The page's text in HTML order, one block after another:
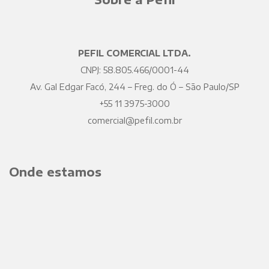
PEFIL COMERCIAL LTDA.
CNPJ: 58.805.466/0001-44
Av. Gal Edgar Facó, 244 – Freg. do Ó – São Paulo/SP
+55 11 3975-3000
comercial@pefil.com.br
Onde estamos